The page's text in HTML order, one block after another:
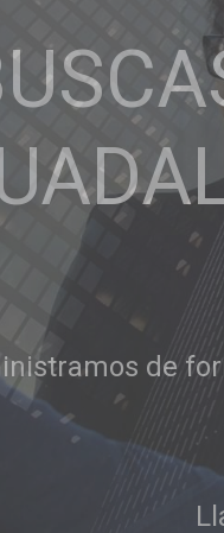
Establecemos